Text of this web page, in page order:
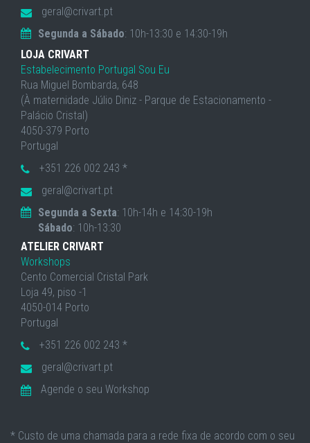
geral@crivart.pt
Segunda a Sábado: 10h-13:30 e 14:30-19h
LOJA CRIVART
Estabelecimento Portugal Sou Eu
Rua Miguel Bombarda, 648
(À maternidade Júlio Diniz - Parque de Estacionamento -
Palácio Cristal)
4050-379 Porto
Portugal
+351 226 002 243 *
geral@crivart.pt
Segunda a Sexta: 10h-14h e 14:30-19h
Sábado: 10h-13:30
ATELIER CRIVART
Workshops
Cento Comercial Cristal Park
Loja 49, piso -1
4050-014 Porto
Portugal
+351 226 002 243 *
geral@crivart.pt
Agende o seu Workshop
* Custo de uma chamada para a rede fixa de acordo com o seu